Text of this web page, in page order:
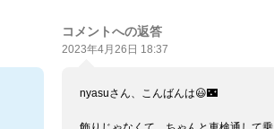
コメントへの返答
2023年4月26日 18:37
nyasuさん、こんばんは😃🌃